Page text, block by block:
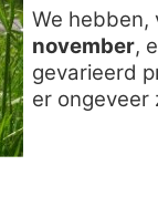
We
november,
gevarieerd
er ongeveer